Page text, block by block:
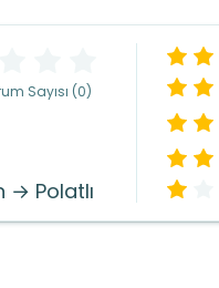
Sayısı (0)
→ Polatlı